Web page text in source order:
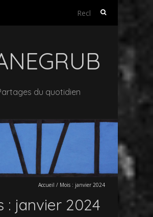
Rechercher :
du quotidien
Accueil / Mois : janvier 2024
: janvier 2024